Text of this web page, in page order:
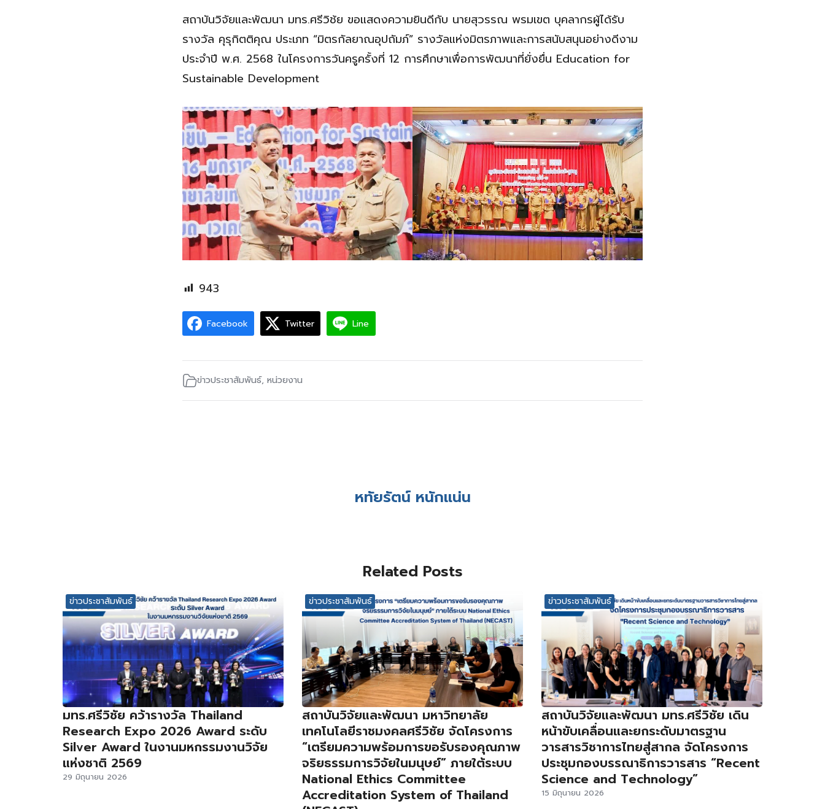
สถาบันวิจัยและพัฒนา มทร.ศรีวิช้ย ขอแสดงความยินดีกับ นายสุวรรณ พรมเขต บุคลากรผู้ได้รับ
รางวัล คุรุกิตติคุณ ประเภท “มิตรกัลยาณอุปถัมภ์” รางวัลแห่งมิตรภาพและการสนับสนุนอย่างดีงาม
ประจำปี พ.ศ. 2568 ในโครงการวันครูครั้งที่ 12 การศึกษาเพื่อการพัฒนาที่ยั่งยื่น Education for
Sustainable Development
943
Facebook Twitter Line
ข่าวประชาสัมพันธ์, หน่วยงาน
หทัยรัตน์ หนักแน่น
Related Posts
ข่าวประชาสัมพันธ์
มทร.ศรีวิชัย คว้ารางวัล Thailand
Research Expo 2026 Award ระดับ
Silver Award ในงานมหกรรมงานวิจัย
แห่งชาติ 2569
29 มิถุนายน 2026
ข่าวประชาสัมพันธ์
สถาบันวิจัยและพัฒนา มหาวิทยาลัย
เทคโนโลยีราชมงคลศรีวิชัย จัดโครงการ
“เตรียมความพร้อมการขอรับรองคุณภาพ
จริยธรรมการวิจัยในมนุษย์” ภายใต้ระบบ
National Ethics Committee
Accreditation System of Thailand
ข่าวประชาสัมพันธ์
สถาบันวิจัยและพัฒนา มทร.ศรีวิชัย เดิน
หน้าขับเคลื่อนและยกระดับมาตรฐาน
วารสารวิชาการไทยสู่สากล จัดโครงการ
ประชุมกองบรรณาธิการวารสาร “Recent
Science and Technology”
15 มิถุนายน 2026